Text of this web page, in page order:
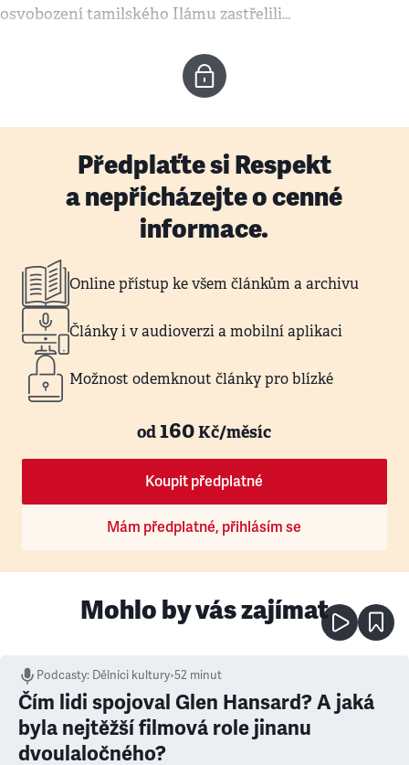
osvobození tamilského Ilámu zastřelili…
Předplaťte si Respekt
a nepřicházejte o cenné
informace.
Online přístup ke všem článkům a archivu
Články i v audioverzi a mobilní aplikaci
Možnost odemknout články pro blízké
od160Kč/měsíc
Koupit předplatné
Mám předplatné, přihlásím se
Mohlo by vás zajímat
Podcasty: Dělníci kultury•52 minut
Čím lidi spojoval Glen Hansard? A jaká
byla nejtěžší filmová role jinanu
dvoulaločného?